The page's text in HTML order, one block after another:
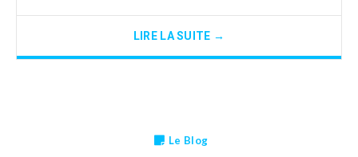
LIRE LA SUITE →
Le Blog